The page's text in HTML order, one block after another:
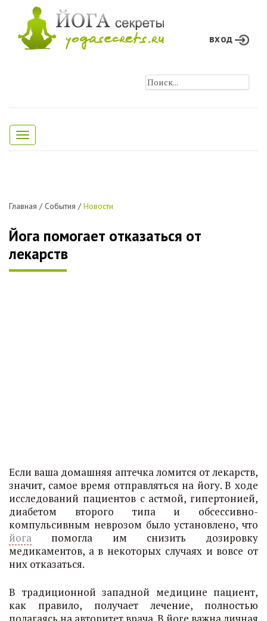
вход
Toggle
navigation
Главная /События /Новости
Йога помогает отказаться от
лекарств
Если ваша домашняя аптечка ломится от лекарств,
значит, самое время отправляться на йогу. В ходе
исследований пациентов с астмой, гипертонией,
диабетом второго типа и обсессивно-
компульсивным неврозом было установлено, что
йога помогла им снизить дозировку
медикаментов, а в некоторых случаях и вовсе от
них отказаться.
В традиционной западной медицине пациент,
как правило, получает лечение, полностью